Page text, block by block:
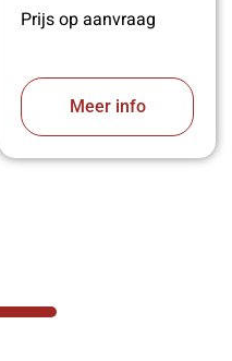
Prijs op aanvraag
Meer info